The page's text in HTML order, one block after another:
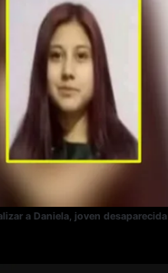
a Daniela, joven